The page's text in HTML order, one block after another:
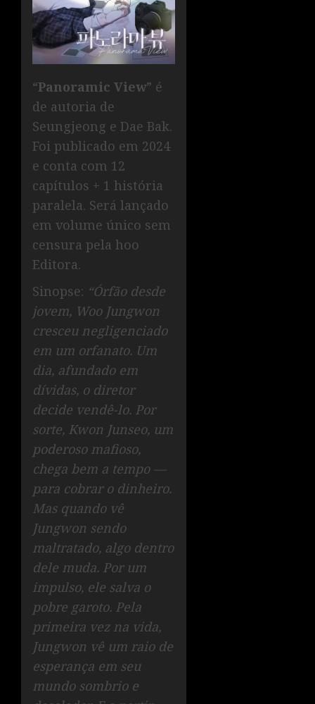
“Panoramic View” é
de autoria de
Seungjeong e Dae Bak.
Foi publicado em 2024
e conta com 12
capítulos + 1 história
paralela. Será lançado
em volume único sem
censura pela hoo
Editora.
Sinopse: “Órfão desde
jovem, Woo Jungwon
cresceu negligenciado
em um orfanato. Um
dia, afundado em
dívidas, o diretor
decide vendê-lo. Por
sorte, Kwon Junseo, um
poderoso mafioso,
chega bem a tempo —
para cobrar o dinheiro.
Mas quando vê
Jungwon sendo
maltratado, algo dentro
dele muda. Por um
impulso, ele salva o
pobre garoto. Pela
primeira vez na vida,
Jungwon vê um raio de
esperança em seu
mundo sombrio e